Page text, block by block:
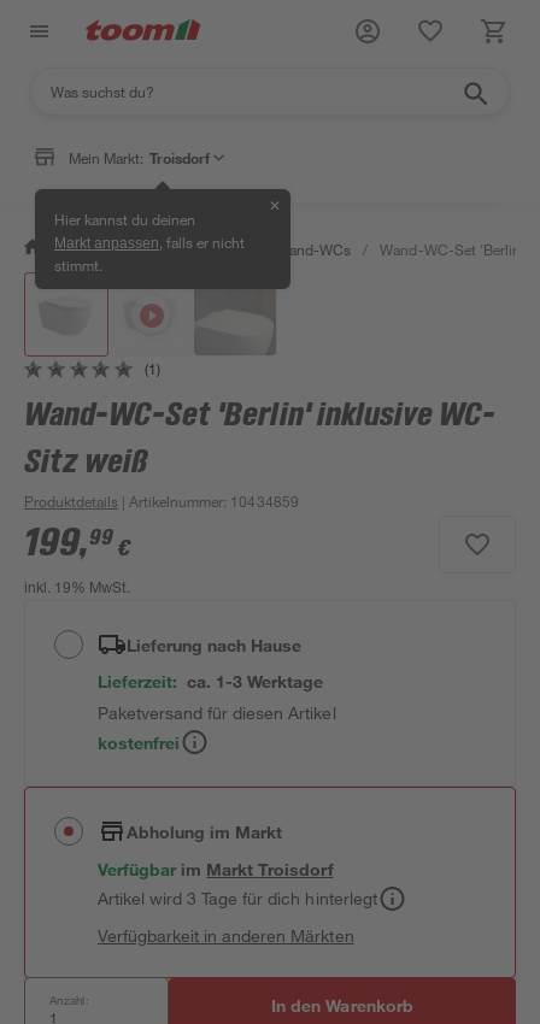
Mein Markt: Troisdorf
Hier kannst du deinen
Markt anpassen , falls er nicht
stimmt.
✕
/ Bad & Sanitär / Toiletten Wand-WCs / Wand-WC-Set 'Berlin'
(1)
Wand-WC-Set 'Berlin' inklusive WC-
Sitz weiß
Produktdetails | Artikelnummer: 10434859
199,99 €
inkl. 19% MwSt.
Lieferung nach Hause
Lieferzeit: ca. 1-3 Werktage
Paketversand für diesen Artikel
kostenfrei
Abholung im Markt
Verfügbar im MarktTroisdorf
Artikel wird 3 Tage für dich hinterlegt
Verfügbarkeit in anderen Märkten
Anzahl: In den Warenkorb